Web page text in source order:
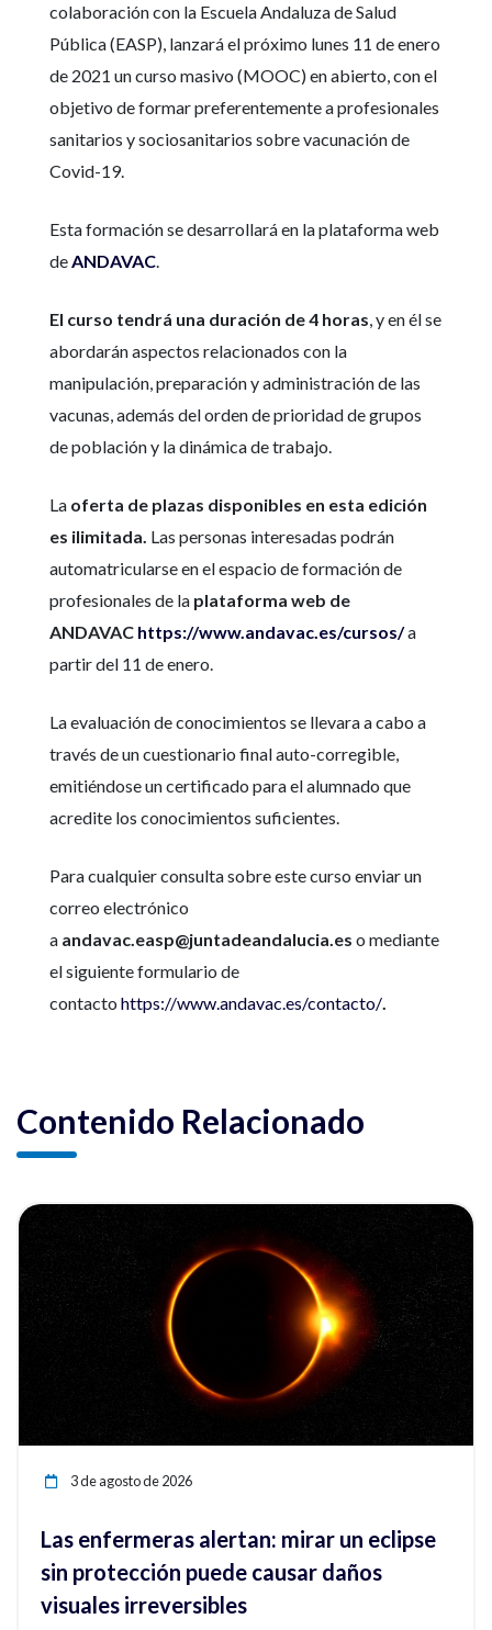
colaboración con la Escuela Andaluza de Salud
Pública (EASP), lanzará el próximo lunes 11 de enero
de 2021 un curso masivo (MOOC) en abierto, con el
objetivo de formar preferentemente a profesionales
sanitarios y sociosanitarios sobre vacunación de
Covid-19.
Esta formación se desarrollará en la plataforma web
deANDAVAC.
El curso tendrá una duración de 4 horas, y en él se
abordarán aspectos relacionados con la
manipulación, preparación y administración de las
vacunas, además del orden de prioridad de grupos
de población y la dinámica de trabajo.
La oferta de plazas disponibles en esta edición
es ilimitada. Las personas interesadas podrán
automatricularse en el espacio de formación de
profesionales de la plataforma web de
ANDAVAC https://www.andavac.es/cursos/a
partir del 11 de enero.
La evaluación de conocimientos se llevara a cabo a
través de un cuestionario final auto-corregible,
emitiéndose un certificado para el alumnado que
acredite los conocimientos suficientes.
Para cualquier consulta sobre este curso enviar un
correo electrónico
a andavac.easp@juntadeandalucia.es o mediante
el siguiente formulario de
contacto https://www.andavac.es/contacto/.
Contenido Relacionado
3 de agosto de 2026
Las enfermeras alertan: mirar un eclipse
sin protección puede causar daños
visuales irreversibles
Ver noticia